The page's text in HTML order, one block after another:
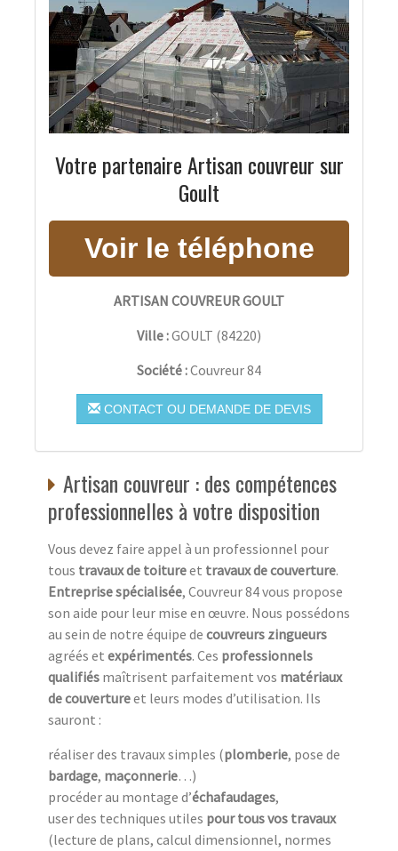
Votre partenaire Artisan couvreur sur
Goult
ARTISAN COUVREUR GOULT
Ville :GOULT (84220)
Société :Couvreur 84
CONTACT OU DEMANDE DE DEVIS
Artisan couvreur : des compétences
professionnelles à votre disposition
Vous devez faire appel à un professionnel pour
tous travaux de toitureet travaux de couverture.
Entreprise spécialisée, Couvreur 84 vous propose
son aide pour leur mise en œuvre. Nous possédons
au sein de notre équipe de couvreurs zingueurs
agréés et expérimentés. Ces professionnels
qualifiés maîtrisent parfaitement vos matériaux
de couvertureet leurs modes d’utilisation. Ils
sauront :
réaliser des travaux simples (plomberie, pose de
bardage, maçonnerie…)
procéder au montage d’échafaudages,
user des techniques utiles pour tous vos travaux
(lecture de plans, calcul dimensionnel, normes